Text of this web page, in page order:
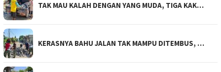
TAK MAU KALAH DENGAN YANG MUDA, TIGA KAK…
KERASNYA BAHU JALAN TAK MAMPU DITEMBUS, …